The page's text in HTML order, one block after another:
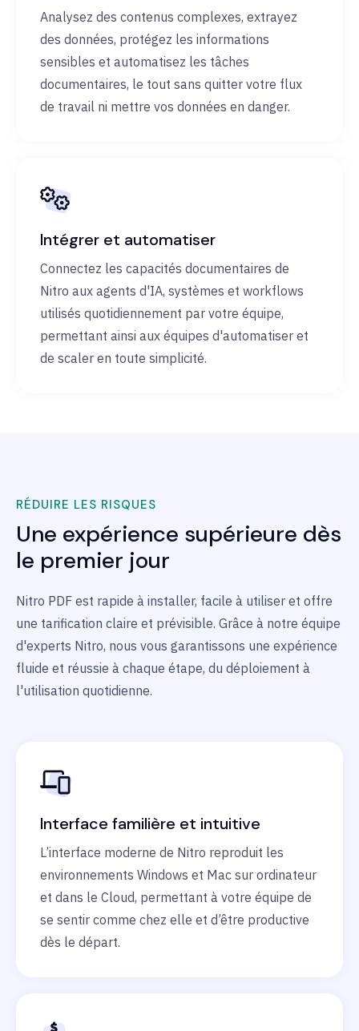
Analysez des contenus complexes, extrayez
des données, protégez les informations
sensibles et automatisez les tâches
documentaires, le tout sans quitter votre flux
de travail ni mettre vos données en danger.
Intégrer et automatiser
Connectez les capacités documentaires de
Nitro aux agents d'IA, systèmes et workflows
utilisés quotidiennement par votre équipe,
permettant ainsi aux équipes d'automatiser et
de scaler en toute simplicité.
RÉDUIRE LES RISQUES
Une expérience supérieure dès
le premier jour
Nitro PDF est rapide à installer, facile à utiliser et offre
une tarification claire et prévisible. Grâce à notre équipe
d'experts Nitro, nous vous garantissons une expérience
fluide et réussie à chaque étape, du déploiement à
l'utilisation quotidienne.
Interface familière et intuitive
L’interface moderne de Nitro reproduit les
environnements Windows et Mac sur ordinateur
et dans le Cloud, permettant à votre équipe de
se sentir comme chez elle et d’être productive
dès le départ.